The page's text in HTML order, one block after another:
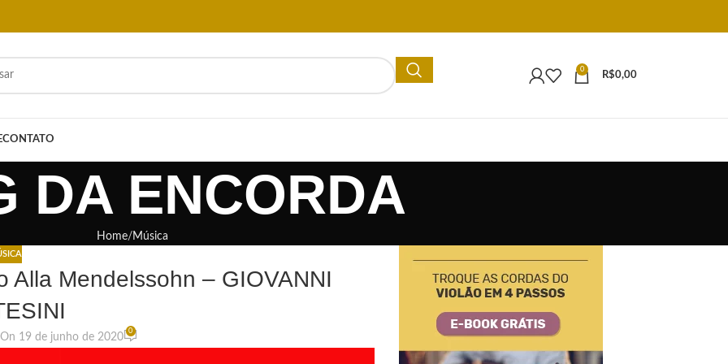
0
R$0,00
CONTATO
DA ENCORDA
Home Música
Alla Mendelssohn – GIOVANNI
On 19 de junho de 2020
0